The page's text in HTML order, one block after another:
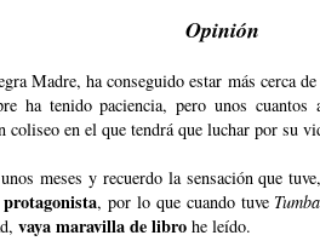
Opinión
Madre, ha conseguido estar más cerca
ha tenido paciencia, pero unos
coliseo en el que tendrá que luchar por su
meses y recuerdo la sensación que
, por lo que cuando tuve
vaya maravilla de libro he leído.